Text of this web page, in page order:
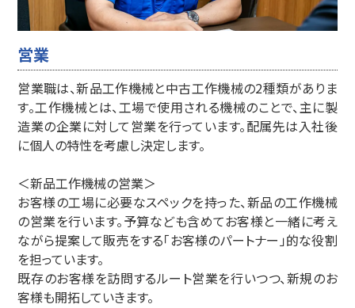
営業
営業職は、新品工作機械と中古工作機械の2種類がありま
す。工作機械とは、工場で使用される機械のことで、主に製
造業の企業に対して営業を行っています。配属先は入社後
に個人の特性を考慮し決定します。
＜新品工作機械の営業＞
お客様の工場に必要なスペックを持った、新品の工作機械
の営業を行います。予算なども含めてお客様と一緒に考え
ながら提案して販売をする「お客様のパートナー」的な役割
を担っています。
既存のお客様を訪問するルート営業を行いつつ、新規のお
客様も開拓していきます。